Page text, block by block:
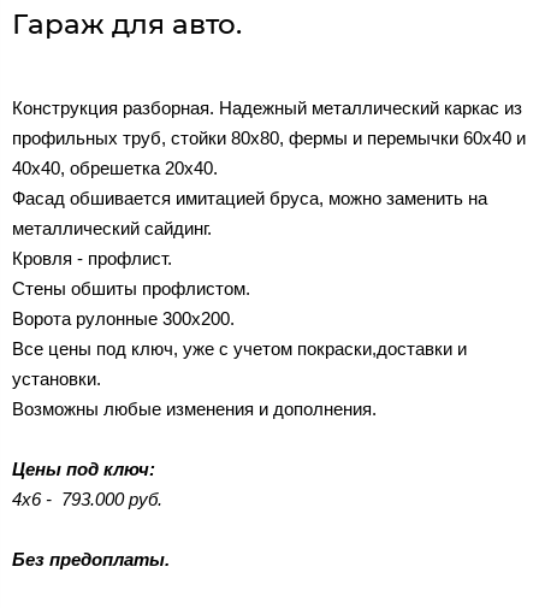
Гараж для авто.
Конструкция разборная. Надежный металлический каркас из
профильных труб, стойки 80х80, фермы и перемычки 60х40 и
40х40, обрешетка 20х40.
Фасад обшивается имитацией бруса, можно заменить на
металлический сайдинг.
Кровля - профлист.
Стены обшиты профлистом.
Ворота рулонные 300х200.
Все цены под ключ, уже с учетом покраски,доставки и
установки.
Возможны любые изменения и дополнения.
Цены под ключ:
4х6 - 793.000 руб.
Без предоплаты.